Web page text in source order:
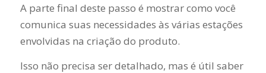
A parte final deste passo é mostrar como você
comunica suas necessidades às várias estações
envolvidas na criação do produto.
Isso não precisa ser detalhado, mas é útil saber